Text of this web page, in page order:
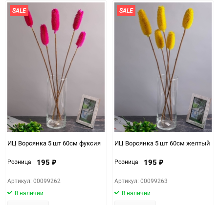
1метра от огня и влаги
Минимальное количество
Единица измерения
SALE
ИЦ Ворсянка 5 шт 60см фуксия
Розница 195 ₽
Артикул: 00099262
В наличии
SALE
ИЦ Ворсянка 5 шт 60см желтый
Розница 195 ₽
Артикул: 00099263
В наличии